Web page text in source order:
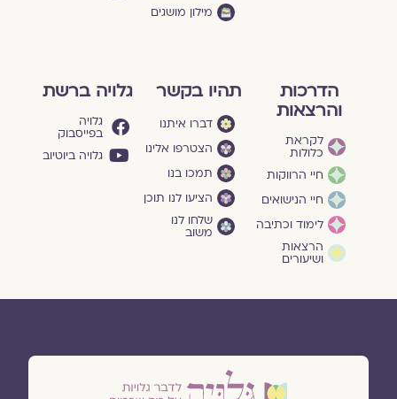
מילון מושגים
הדרכות
והרצאות
לקראת
כלולות
חיי הרווקות
חיי הנישואים
לימוד וכתיבה
הרצאות
ושיעורים
תהיו בקשר
דברו איתנו
הצטרפו אלינו
תמכו בנו
הציעו לנו תוכן
שלחו לנו
משוב
גלויה ברשת
גלויה
בפייסבוק
גלויה ביוטיוב